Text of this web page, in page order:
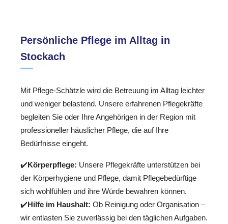
Persönliche Pflege im Alltag in
Stockach
Mit Pflege-Schätzle wird die Betreuung im Alltag leichter
und weniger belastend. Unsere erfahrenen Pflegekräfte
begleiten Sie oder Ihre Angehörigen in der Region mit
professioneller häuslicher Pflege, die auf Ihre
Bedürfnisse eingeht.
✔️Körperpflege: Unsere Pflegekräfte unterstützen bei
der Körperhygiene und Pflege, damit Pflegebedürftige
sich wohlfühlen und ihre Würde bewahren können.
✔️Hilfe im Haushalt: Ob Reinigung oder Organisation –
wir entlasten Sie zuverlässig bei den täglichen Aufgaben.